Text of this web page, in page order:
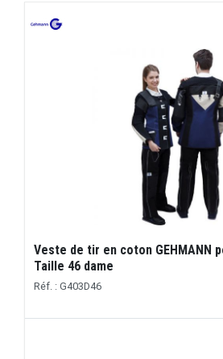
Veste de tir en coton GEHMANN
Taille 46 dame
Réf. : G403D46